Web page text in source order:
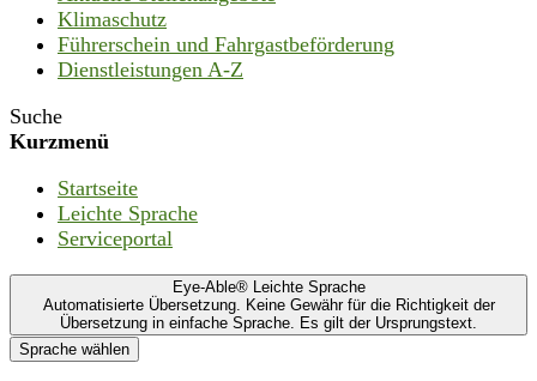
Klimaschutz
Führerschein und Fahrgastbeförderung
Dienstleistungen A-Z
Suche
Kurzmenü
Startseite
Leichte Sprache
Serviceportal
Eye-Able® Leichte Sprache
Automatisierte Übersetzung. Keine Gewähr für die Richtigkeit der
Übersetzung in einfache Sprache. Es gilt der Ursprungstext.
Sprache wählen